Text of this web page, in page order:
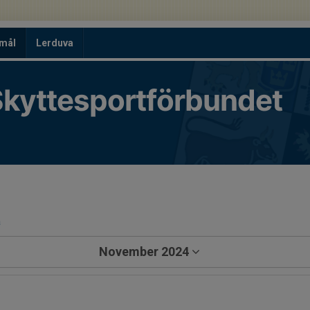
Lerduva
November 2024